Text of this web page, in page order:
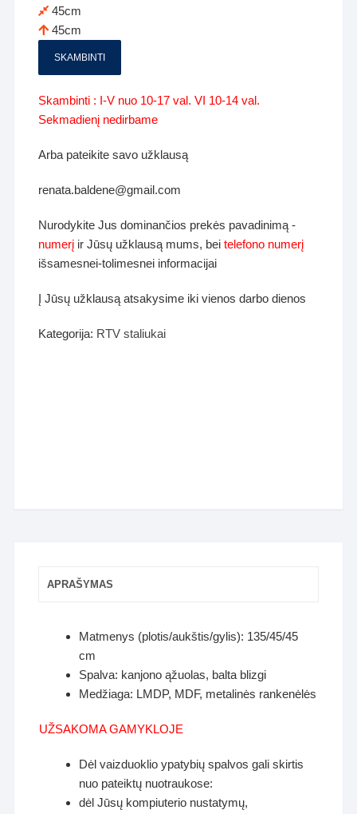
45cm
45cm
SKAMBINTI
Skambinti : I-V nuo 10-17 val. VI 10-14 val.
Sekmadienį nedirbame
Arba pateikite savo užklausą
renata.baldene@gmail.com
Nurodykite Jus dominančios prekės pavadinimą -
numerį ir Jūsų užklausą mums, beitelefono numerį
išsamesnei-tolimesnei informacijai
Į Jūsų užklausą atsakysime iki vienos darbo dienos
Kategorija: RTV staliukai
APRAŠYMAS
Matmenys (plotis/aukštis/gylis): 135/45/45
cm
Spalva: kanjono ąžuolas, balta blizgi
Medžiaga: LMDP, MDF, metalinės rankenėlės
UŽSAKOMA GAMYKLOJE
Dėl vaizduoklio ypatybių spalvos gali skirtis
nuo pateiktų nuotraukose:
dėl Jūsų kompiuterio nustatymų,